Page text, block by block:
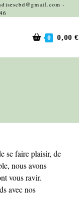
-
0 0,00€
se faire plaisir, de
nous avons
vous ravir.
avec nos